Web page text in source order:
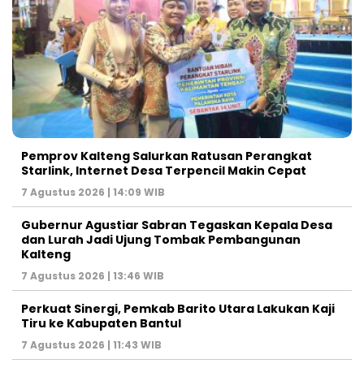
Pemprov Kalteng Salurkan Ratusan Perangkat
Starlink, Internet Desa Terpencil Makin Cepat
7 Agustus 2026 | 14:09 WIB
Gubernur Agustiar Sabran Tegaskan Kepala Desa
dan Lurah Jadi Ujung Tombak Pembangunan
Kalteng
7 Agustus 2026 | 13:46 WIB
Perkuat Sinergi, Pemkab Barito Utara Lakukan Kaji
Tiru ke Kabupaten Bantul
7 Agustus 2026 | 11:43 WIB